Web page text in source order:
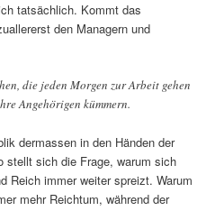
tatsächlich. Kommt das
den Managern und
die jeden Morgen zur Arbeit gehen
Angehörigen kümmern.
dermassen in den Händen der
stellt sich die Frage, warum sich
Reich immer weiter spreizt. Warum
mehr Reichtum, während der